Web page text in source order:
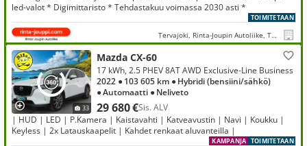
led-valot * Digimittaristo * Tehdastakuu voimassa 2030 asti *
TOIMITETAAN
Tervajoki, Rinta-Joupin Autoliike, Tervajoki
33
Mazda CX-60
29 680 €Sis. ALV
17 kWh, 2.5 PHEV 8AT AWD Exclusive-Line Business
2022 ● 103 605 km ● Hybridi (bensiini/sähkö)
● Automaatti ● Neliveto
| HUD | LED | P.Kamera | Kaistavahti | Katveavustin | Navi | Koukku |
Keyless | 2x Latauskaapelit | Kahdet renkaat aluvanteilla |
TOIMITETAAN
KAMPANJA